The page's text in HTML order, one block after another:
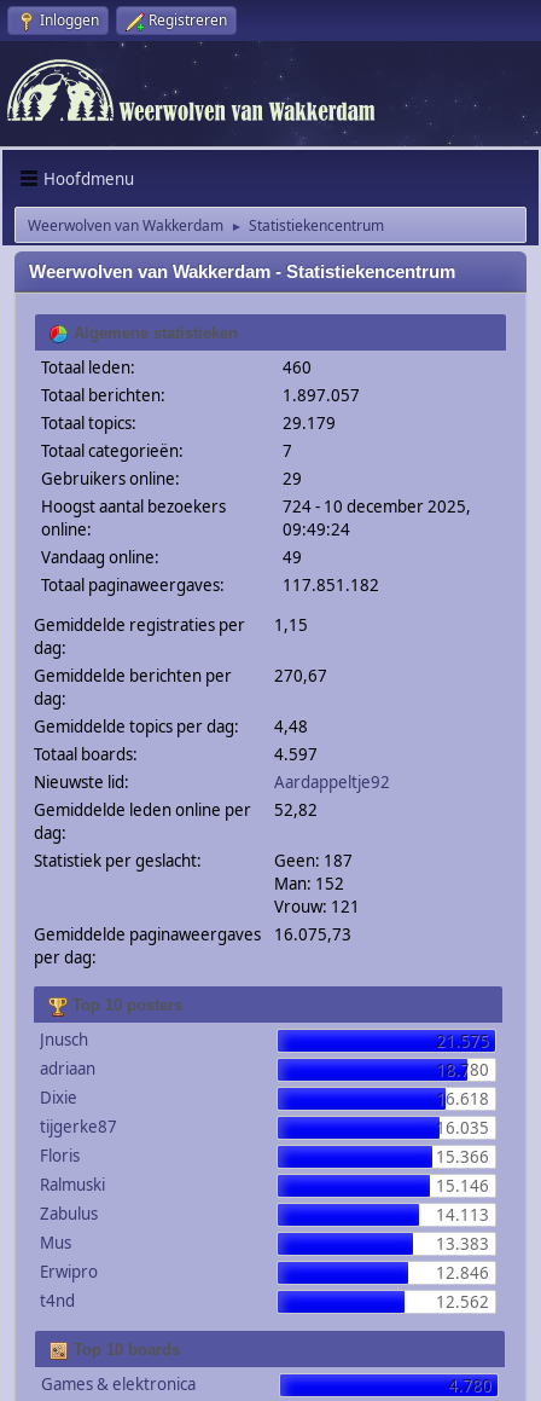
Inloggen Registreren
Hoofdmenu
Weerwolven van Wakkerdam ► Statistiekencentrum
Weerwolven van Wakkerdam - Statistiekencentrum
Algemene statistieken
Totaal leden:
460
Totaal berichten:
1.897.057
Totaal topics:
29.179
Totaal categorieën:
7
Gebruikers online:
29
Hoogst aantal bezoekers
online:
724 - 10 december 2025,
09:49:24
Vandaag online:
49
Totaal paginaweergaves:
117.851.182
Gemiddelde registraties per
dag:
1,15
Gemiddelde berichten per
dag:
270,67
Gemiddelde topics per dag:
4,48
Totaal boards:
4.597
Nieuwste lid:
Aardappeltje92
Gemiddelde leden online per
dag:
52,82
Statistiek per geslacht:
Geen: 187
Man: 152
Vrouw: 121
Gemiddelde paginaweergaves
per dag:
16.075,73
Top 10 posters
Jnusch
21.575
adriaan
18.780
Dixie
16.618
tijgerke87
16.035
Floris
15.366
Ralmuski
15.146
Zabulus
14.113
Mus
13.383
Erwipro
12.846
t4nd
12.562
Top 10 boards
Games & elektronica
4.780